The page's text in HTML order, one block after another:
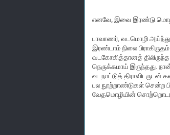
எனவே, இவை இரண்டு
பாவாணர், வடமொழி அய்ந்து
இரண்டாம் நிலை
வடகோகித்தானத்
நெருக்கமாய் இருந்தது.
வடநாட்டுத்
பல நூற்றாண்டுகள் சென்ற
வேதமொழியின்